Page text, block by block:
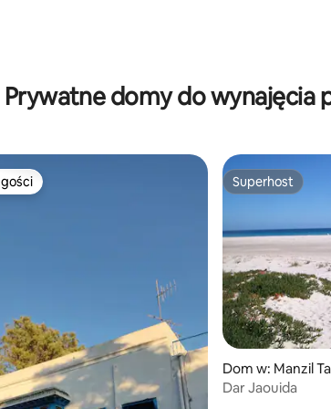
5, liczba recenzji: 41
Prywatne domy do wynajęcia
Superhost
Superhost
Dom w: Manzil
Dar Jaouida